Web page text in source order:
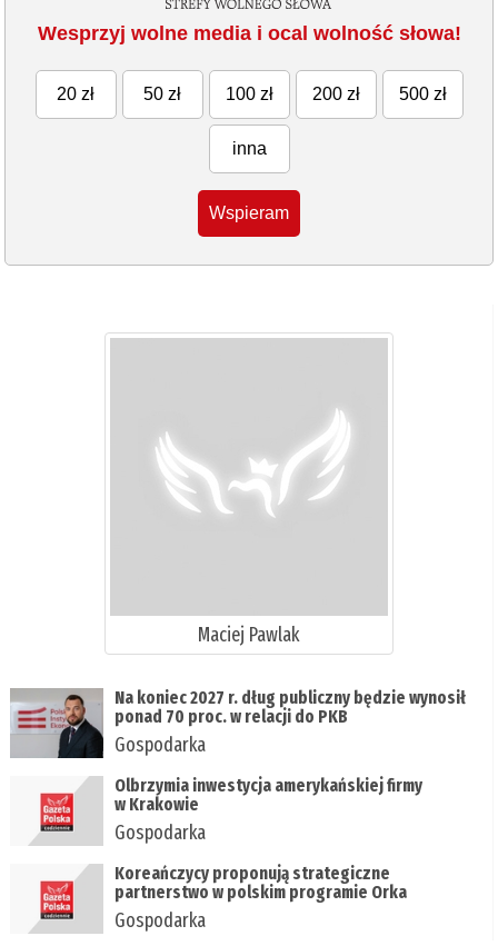
Wesprzyj wolne media i ocal wolność słowa!
20 zł 50 zł 100 zł 200 zł 500 zł
inna
Wspieram
Maciej Pawlak
Na koniec 2027 r. dług publiczny będzie wynosił
ponad 70 proc. w relacji do PKB
Gospodarka
Olbrzymia inwestycja amerykańskiej firmy
w Krakowie
Gospodarka
Koreańczycy proponują strategiczne
partnerstwo w polskim programie Orka
Gospodarka